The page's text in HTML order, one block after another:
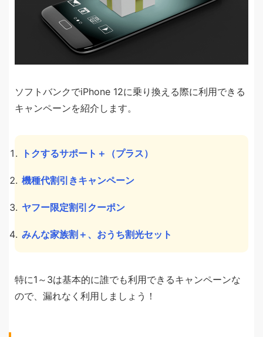
ソフトバンクでiPhone 12に乗り換える際に利用できる
キャンペーンを紹介します。
トクするサポート＋（プラス）
機種代割引きキャンペーン
ヤフー限定割引クーポン
みんな家族割＋、おうち割光セット
特に1～3は基本的に誰でも利用できるキャンペーンな
ので、漏れなく利用しましょう！